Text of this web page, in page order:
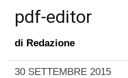
pdf-editor
di Redazione
30 SETTEMBRE 2015